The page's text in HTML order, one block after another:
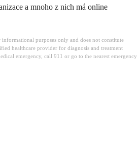
a mnoho z nich má online
purposes only and does not constitute
healthcare provider for diagnosis and treatment
emergency, call 911 or go to the nearest emergency